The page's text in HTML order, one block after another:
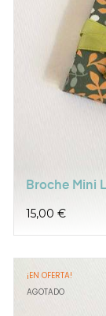
Broche Mini
Precio
15,00 €
¡EN OFERTA!
AGOTADO